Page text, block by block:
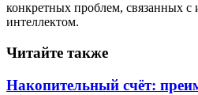
конкретных проблем, связанных с
интеллектом.
Читайте также
Накопительный счёт: